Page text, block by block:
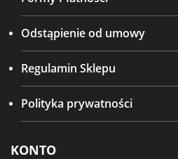
Odstąpienie od umowy
Regulamin Sklepu
Polityka prywatności
KONTO